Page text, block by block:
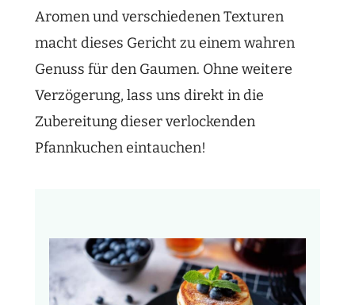
Aromen und verschiedenen Texturen
macht dieses Gericht zu einem wahren
Genuss für den Gaumen. Ohne weitere
Verzögerung, lass uns direkt in die
Zubereitung dieser verlockenden
Pfannkuchen eintauchen!